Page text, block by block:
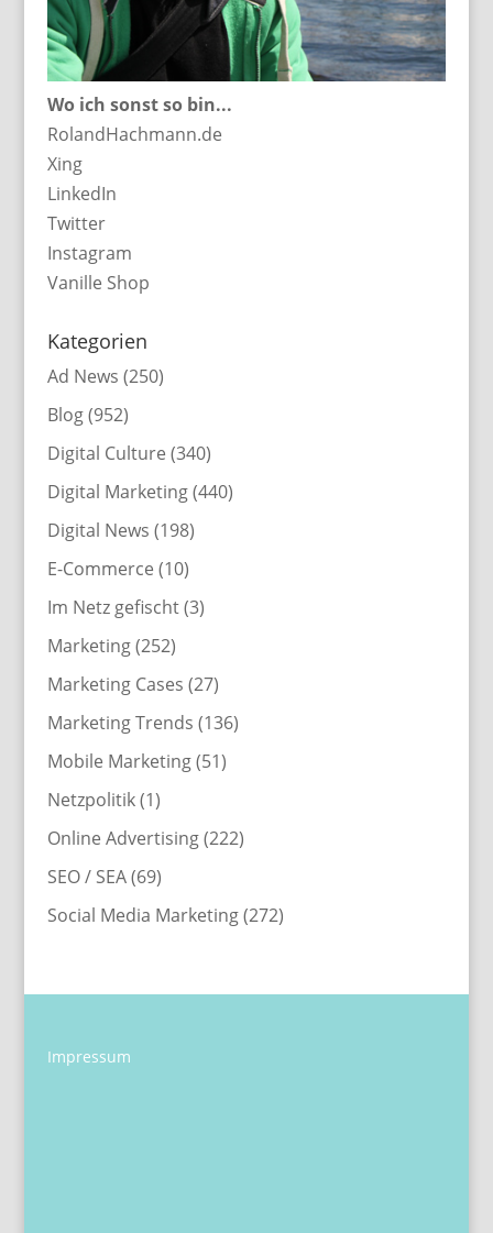
Wo ich sonst so bin...
RolandHachmann.de
Xing
LinkedIn
Twitter
Instagram
Vanille Shop
Kategorien
Ad News (250)
Blog(952)
Digital Culture (340)
Digital Marketing(440)
Digital News (198)
E-Commerce (10)
Im Netz gefischt(3)
Marketing(252)
Marketing Cases (27)
Marketing Trends (136)
Mobile Marketing(51)
Netzpolitik(1)
Online Advertising(222)
SEO / SEA(69)
Social Media Marketing(272)
Impressum